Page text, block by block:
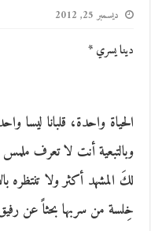
ديسمبر 25, 2012
دينا يسري *
الحياة واحدة، قلبانا ليسا
وبالتبعية أنت لا تعرف
لكَ المشهد أكثر ولا تنتظره
خِلسة من سربها بحثاً عن